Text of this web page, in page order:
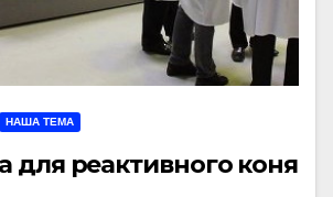
НАША ТЕМА
для реактивного коня